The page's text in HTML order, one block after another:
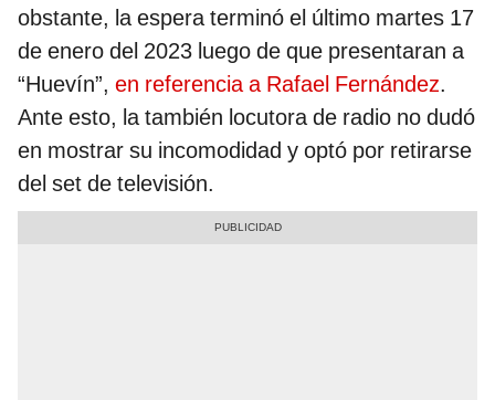
obstante, la espera terminó el último martes 17
de enero del 2023 luego de que presentaran a
“Huevín”, en referencia a Rafael Fernández.
Ante esto, la también locutora de radio no dudó
en mostrar su incomodidad y optó por retirarse
del set de televisión.